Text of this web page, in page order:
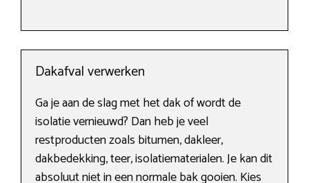
Dakafval verwerken
Ga je aan de slag met het dak of wordt de
isolatie vernieuwd? Dan heb je veel
restproducten zoals bitumen, dakleer,
dakbedekking, teer, isolatiematerialen. Je kan dit
absoluut niet in een normale bak gooien. Kies